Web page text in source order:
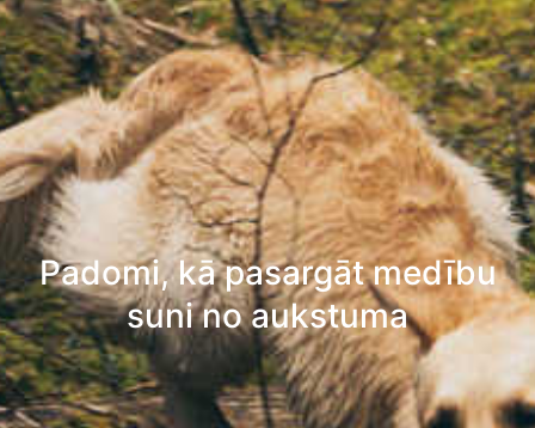
Padomi, kā pasargāt medību
suni no aukstuma